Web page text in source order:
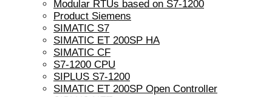
Modular RTUs based on S7-1200
Product Siemens
SIMATIC S7
SIMATIC ET 200SP HA
SIMATIC CF
S7-1200 CPU
SIPLUS S7-1200
SIMATIC ET 200SP Open Controller